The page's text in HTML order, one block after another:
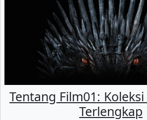
Tentang Film01:
Terlengkap